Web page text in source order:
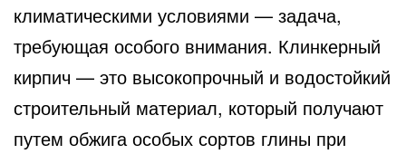
климатическими условиями — задача,
требующая особого внимания. Клинкерный
кирпич — это высокопрочный и водостойкий
строительный материал, который получают
путем обжига особых сортов глины при